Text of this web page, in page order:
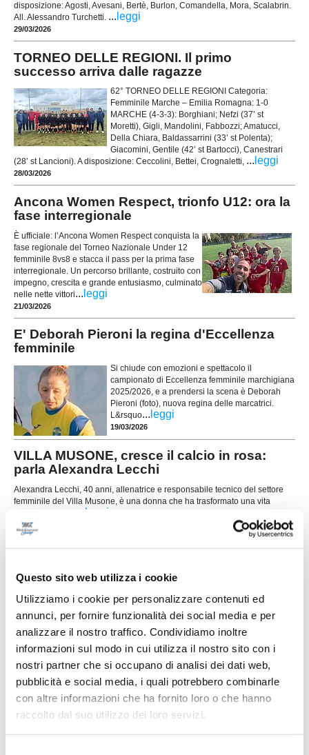
Questo sito web utilizza i cookie
Utilizziamo i cookie per personalizzare contenuti ed
annunci, per fornire funzionalità dei social media e per
analizzare il nostro traffico. Condividiamo inoltre
informazioni sul modo in cui utilizza il nostro sito con i
nostri partner che si occupano di analisi dei dati web,
pubblicità e social media, i quali potrebbero combinarle
con altre informazioni che ha fornito loro o che hanno
raccolto dal suo utilizzo dei loro servizi.
disposizione: Agosti, Avesani, Bertè, Burlon, Comandella, Mora, Scalabrin.
All. Alessandro Turchetti. ... leggi
29/03/2026
TORNEO DELLE REGIONI. Il primo
successo arriva dalle ragazze
62° TORNEO DELLE REGIONI Categoria:
Femminile Marche – Emilia Romagna: 1-0
MARCHE (4-3-3): Borghiani; Nefzi (37’ st
Moretti), Gigli, Mandolini, Fabbozzi; Amatucci,
Della Chiara, Baldassarrini (33’ st Polenta);
Giacomini, Gentile (42’ st Bartocci), Canestrari
(28’ st Lancioni). A disposizione: Ceccolini, Bettei, Crognaletti, ... leggi
28/03/2026
Ancona Women Respect, trionfo U12: ora la
fase interregionale
È ufficiale: l’Ancona Women Respect conquista la
fase regionale del Torneo Nazionale Under 12
femminile 8vs8 e stacca il pass per la prima fase
interregionale. Un percorso brillante, costruito con
impegno, crescita e grande entusiasmo, culminato
nelle nette vittori... leggi
21/03/2026
E' Deborah Pieroni la regina d'Eccellenza
femminile
Si chiude con emozioni e spettacolo il
campionato di Eccellenza femminile marchigiana
2025/2026, e a prendersi la scena è Deborah
Pieroni (foto), nuova regina delle marcatrici.
L&rsquo... leggi
19/03/2026
VILLA MUSONE, cresce il calcio in rosa:
parla Alexandra Lecchi
Alexandra Lecchi, 40 anni, allenatrice e responsabile tecnico del settore
femminile del Villa Musone, è una donna che ha trasformato una vita
leggi
12/02/2026
Ancona Women Respect, slancio e
incoraggiante e l’avvio del 2026 lascia
intravedere prospettive ancora migliori. A fare il
punto sul momento dell’Ancona Women Respect
è il responsabile tecnico Alessio Abram, che
sottolinea un periodo ricco di iniziative, idee e crescita costante all’interno
...leggi
14/01/2026
JESINA. Chiara Generali, la para-rigori: 10
su 15!